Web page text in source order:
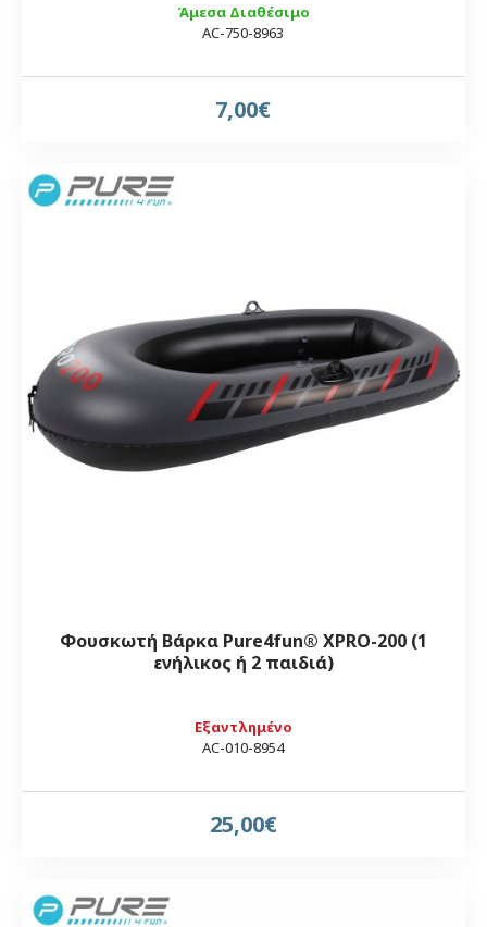
Άμεσα Διαθέσιμο
AC-750-8963
7,00€
Εξαντλημένο
AC-010-8954
Φουσκωτή Βάρκα Pure4fun® XPRO-200 (1
ενήλικος ή 2 παιδιά)
25,00€